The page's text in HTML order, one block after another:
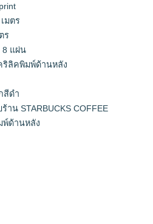
มตร
ร
8 แผ่น
ริลิคพิมพ์ด้านหลัง
สีดำ
น STARBUCKS COFFEE
พ์ด้านหลัง